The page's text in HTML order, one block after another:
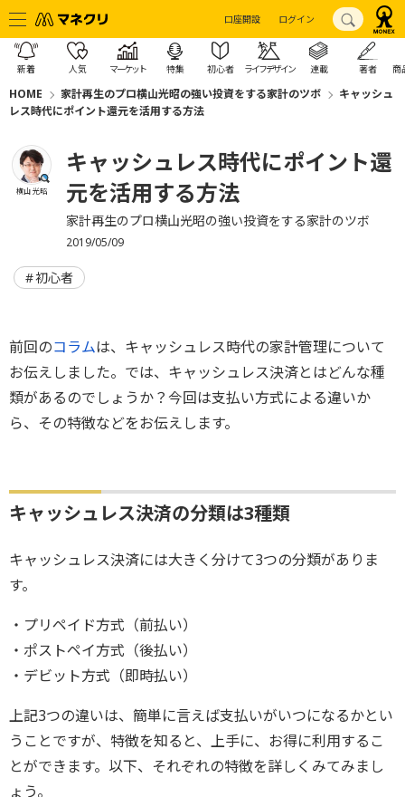
口座開設 ログイン
新着 人気 マーケット 特集 初心者 ライフデザイン 連載 著者 商
HOME 家計再生のプロ横山光昭の強い投資をする家計のツボ
キャッシュ
レス時代にポイント還元を活用する方法
横山 光昭
キャッシュレス時代にポイント還
元を活用する方法
家計再生のプロ横山光昭の強い投資をする家計のツボ
2019/05/09
初心者
前回のコラムは、キャッシュレス時代の家計管理について
お伝えしました。では、キャッシュレス決済とはどんな種
類があるのでしょうか？今回は支払い方式による違いか
ら、その特徴などをお伝えします。
キャッシュレス決済の分類は3種類
キャッシュレス決済には大きく分けて3つの分類がありま
す。
・プリペイド方式（前払い）
・ポストペイ方式（後払い）
・デビット方式（即時払い）
上記3つの違いは、簡単に言えば支払いがいつになるかとい
うことですが、特徴を知ると、上手に、お得に利用するこ
とができます。以下、それぞれの特徴を詳しくみてみまし
ょう。